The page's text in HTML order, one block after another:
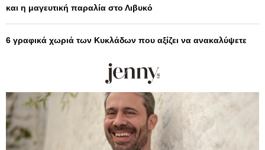
και η μαγευτική παραλία στο Λιβυκό
6 γραφικά χωριά των Κυκλάδων που αξίζει να ανακαλύψετε